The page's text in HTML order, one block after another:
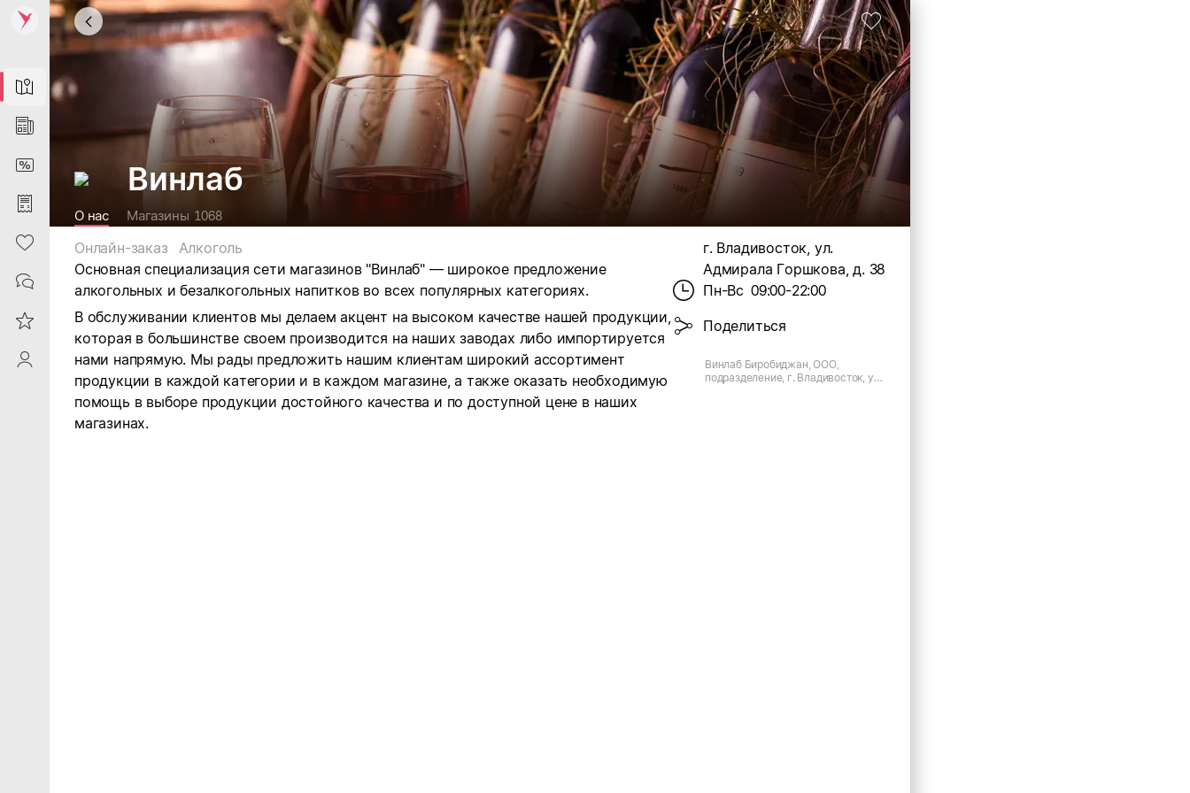
Map
News
DiscountCard
Purchases
Heart
Contacts
Reviews
ProfileSaby
Винлаб
О нас Магазины 1068
Онлайн-заказ
Алкоголь
Основная специализация сети магазинов "Винлаб" — широкое предложение
алкогольных и безалкогольных напитков во всех популярных категориях.
В обслуживании клиентов мы делаем акцент на высоком качестве нашей продукции,
которая в большинстве своем производится на наших заводах либо импортируется
нами напрямую. Мы рады предложить нашим клиентам широкий ассортимент
продукции в каждой категории и в каждом магазине, а также оказать необходимую
помощь в выборе продукции достойного качества и по доступной цене в наших
магазинах.
г. Владивосток, ул.
Адмирала Горшкова, д. 38
Пн-Вс 09:00-22:00
Поделиться
Винлаб Биробиджан, ООО,
подразделение, г. Владивосток, ул.